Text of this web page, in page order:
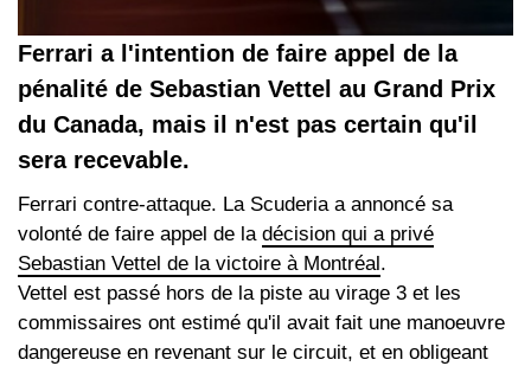
Ferrari a l'intention de faire appel de la
pénalité de Sebastian Vettel au Grand Prix
du Canada, mais il n'est pas certain qu'il
sera recevable.
Ferrari contre-attaque. La Scuderia a annoncé sa
volonté de faire appel de la décision qui a privé
Sebastian Vettel de la victoire à Montréal .
Vettel est passé hors de la piste au virage 3 et les
commissaires ont estimé qu'il avait fait une manoeuvre
dangereuse en revenant sur le circuit, et en obligeant